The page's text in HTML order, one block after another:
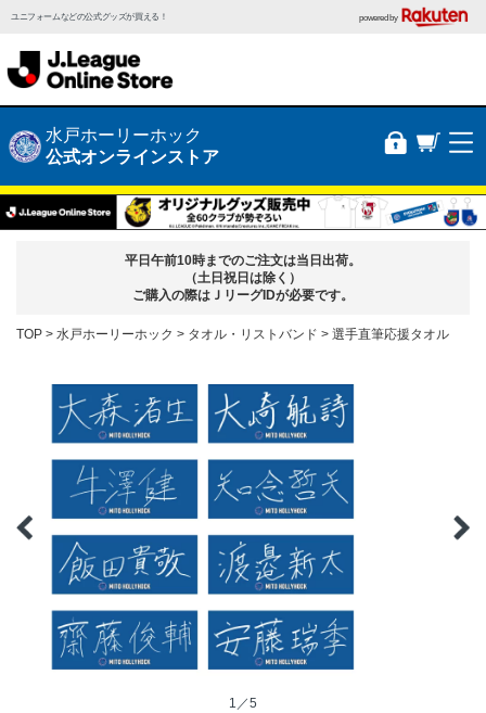
ユニフォームなどの公式グッズが買える！ powered by
水戸ホーリーホック
公式オンラインストア
平日午前10時までのご注文は当日出荷。
（土日祝日は除く）
ご購入の際はＪリーグIDが必要です。
TOP 水戸ホーリーホック タオル・リストバンド 選手直筆応援タオル
1／5